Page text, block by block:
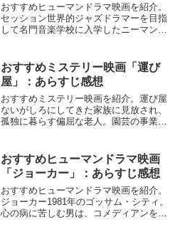
おすすめヒューマンドラマ映画を紹介。
セッション世界的ジャズドラマーを目指
して名門音楽学校に入学したニーマン
ば音楽家として成功することができると
期待したニーマンだったが、...
おすすめミステリー映画「運び
屋」：あらすじ感想
おすすめミステリー映画を紹介。運び屋
ないがしろにしてきた家族に見放され、
孤独に暮らす偏屈な老人。園芸の事業に
った。『運び屋』NETFLIX公式麻薬の運
び屋としてどんどん...
おすすめヒューマンドラマ映画
「ジョーカー」：あらすじ感想
おすすめヒューマンドラマ映画を紹介。
ジョーカー1981年のゴッサム・シティ。
心の病に苦しむ男は、コメディアンを夢